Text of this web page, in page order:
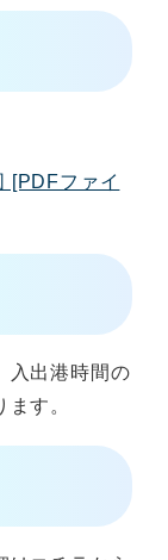
[PDFファイ
入出港時間の
す。